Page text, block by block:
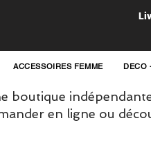
ACCESSOIRES FEMME DECO
boutique
en ligne ou